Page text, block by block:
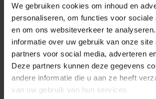
We gebruiken cookies om inhoud en
personaliseren, om functies voor sociale
en om ons websiteverkeer te analyseren.
informatie over uw gebruik van onze site
partners voor social media, adverteren
Deze partners kunnen deze gegevens
andere informatie die u aan ze heeft
van uw gebruik van hun services.